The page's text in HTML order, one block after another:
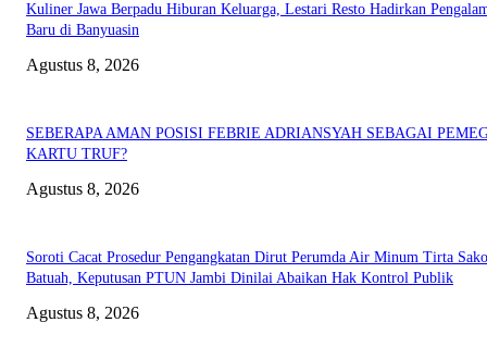
Kuliner Jawa Berpadu Hiburan Keluarga, Lestari Resto Hadirkan
Baru di Banyuasin
Agustus 8, 2026
SEBERAPA AMAN POSISI FEBRIE ADRIANSYAH SEBAGAI
KARTU TRUF?
Agustus 8, 2026
Soroti Cacat Prosedur Pengangkatan Dirut Perumda Air Minum Tirta Sako
Batuah, Keputusan PTUN Jambi Dinilai Abaikan Hak Kontrol Publik
Agustus 8, 2026